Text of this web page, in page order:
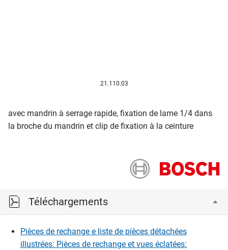
21.110.03
avec mandrin à serrage rapide, fixation de lame 1/4 dans
la broche du mandrin et clip de fixation à la ceinture
Téléchargements
Pièces de rechange e liste de pièces détachées
illustrées: Pièces de rechange et vues éclatées: